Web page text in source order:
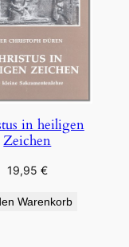
in heiligen
Zeichen
19,95 €
Warenkorb